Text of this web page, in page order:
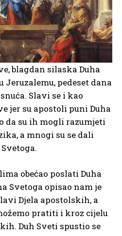
blagdan silaska Duha
Jeruzalemu, pedeset dana
Slavi se i kao
jer su apostoli puni Duha
da su ih mogli razumjeti
a mnogi su se dali
obećao poslati Duha
Svetoga opisao nam je
Djela apostolskih, a
pratiti i kroz cijelu
Duh Sveti spustio se